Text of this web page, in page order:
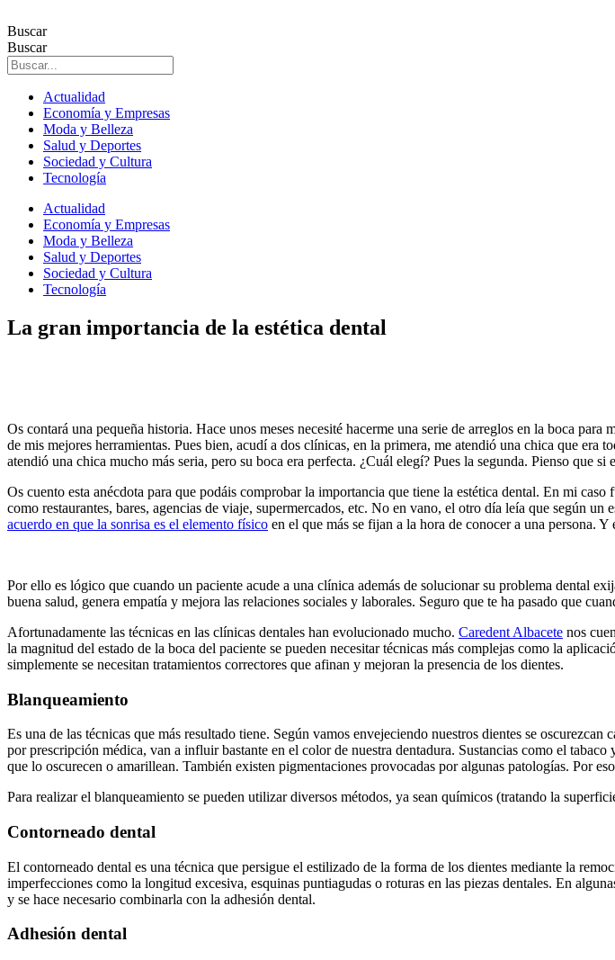
al
contenido
Buscar
Buscar
Actualidad
Economía y Empresas
Moda y Belleza
Salud y Deportes
Sociedad y Cultura
Tecnología
Actualidad
Economía y Empresas
Moda y Belleza
Salud y Deportes
Sociedad y Cultura
Tecnología
La gran importancia de la estética dental
Os contará una pequeña historia. Hace unos meses necesité hacerme una serie de arreglos en la boca
de mis mejores herramientas. Pues bien, acudí a dos clínicas, en la primera, me atendió una chica que
atendió una chica mucho más seria, pero su boca era perfecta. ¿Cuál elegí? Pues la segunda. Pienso que
Os cuento esta anécdota para que podáis comprobar la importancia que tiene la estética dental. En mi
como restaurantes, bares, agencias de viaje, supermercados, etc. No en vano, el otro día leía que según un
acuerdo en que la sonrisa es el elemento físico en el que más se fijan a la hora de conocer a una persona. Y
Por ello es lógico que cuando un paciente acude a una clínica además de solucionar su problema dental
buena salud, genera empatía y mejora las relaciones sociales y laborales. Seguro que te ha pasado que
Afortunadamente las técnicas en las clínicas dentales han evolucionado mucho. Caredent Albacete nos
la magnitud del estado de la boca del paciente se pueden necesitar técnicas más complejas como la
simplemente se necesitan tratamientos correctores que afinan y mejoran la presencia de los dientes.
Blanqueamiento
Es una de las técnicas que más resultado tiene. Según vamos envejeciendo nuestros dientes se
por prescripción médica, van a influir bastante en el color de nuestra dentadura. Sustancias como el
que lo oscurecen o amarillean. También existen pigmentaciones provocadas por algunas patologías. Por
Para realizar el blanqueamiento se pueden utilizar diversos métodos, ya sean químicos (tratando la
Contorneado dental
El contorneado dental es una técnica que persigue el estilizado de la forma de los dientes mediante la
imperfecciones como la longitud excesiva, esquinas puntiagudas o roturas en las piezas dentales. En
y se hace necesario combinarla con la adhesión dental.
Adhesión dental